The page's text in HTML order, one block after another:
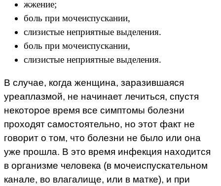
жжение;
боль при мочеиспускании,
слизистые неприятные выделения.
боль при мочеиспускании,
слизистые неприятные выделения.
В случае, когда женщина, заразившаяся
уреаплазмой, не начинает лечиться, спустя
некоторое время все симптомы болезни
проходят самостоятельно, но этот факт не
говорит о том, что болезни не было или она
уже прошла. В это время инфекция находится
в организме человека (в мочеиспускательном
канале, во влагалище, или в матке), и при